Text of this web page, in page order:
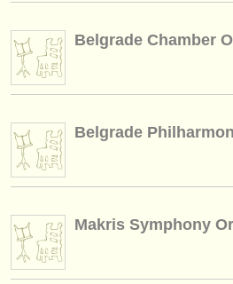
musicalchairs:
über musicalchairs
rss feeds
verlage:
anzeige veröffentlichen
Belgrade Chamber
Belgrade
Makris Symphony